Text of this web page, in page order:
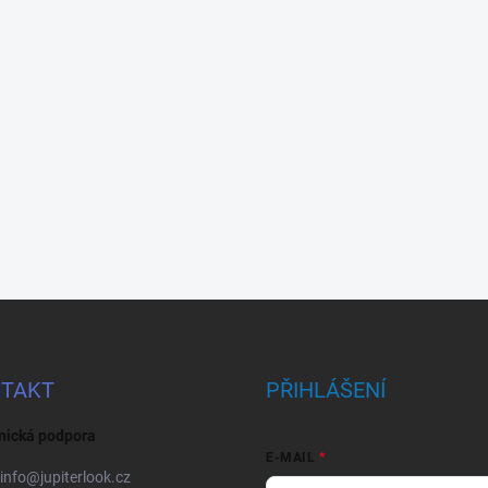
podpora
info@jupiterlook.cz
PŘIHLÁŠENÍ
E-MAIL